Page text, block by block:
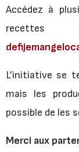
Accédez à
L’initiative se
mais les
possible de les
Merci aux